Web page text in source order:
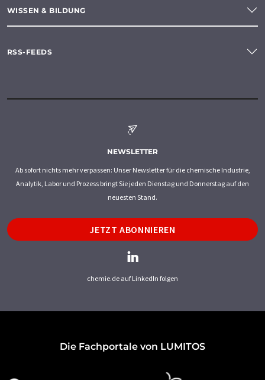
WISSEN & BILDUNG
RSS-FEEDS
NEWSLETTER
Ab sofort nichts mehr verpassen: Unser Newsletter für die chemische Industrie,
Analytik, Labor und Prozess bringt Sie jeden Dienstag und Donnerstag auf den
neuesten Stand.
JETZT ABONNIEREN
chemie.de auf LinkedIn folgen
Die Fachportale von LUMITOS